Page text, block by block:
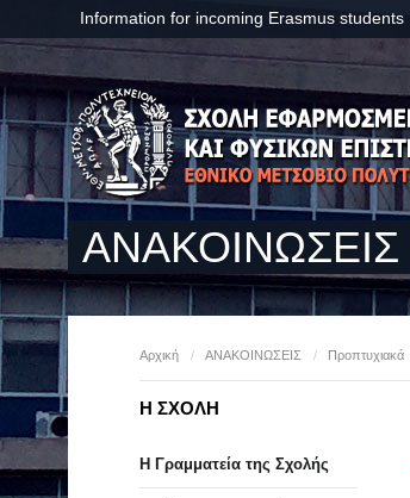
Information for incoming Erasmus students
ΑΝΑΚΟΙΝΩΣΕΙΣ
Αρχική / ΑΝΑΚΟΙΝΩΣΕΙΣ / Προπτυχιακά
Η ΣΧΟΛΗ
Η Γραμματεία της Σχολής